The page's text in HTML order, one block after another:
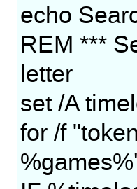
echo
REM ***
letter
set /A
for /f